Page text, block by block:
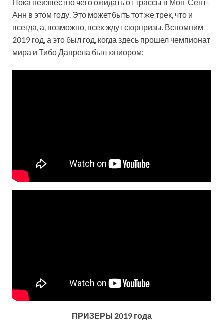
Пока неизвестно чего ожидать от трассы в Мон-Сент-
Анн в этом году. Это может быть тот же трек, что и
всегда, а, возможно, всех ждут сюрпризы. Вспомним
2019 год, а это был год, когда здесь прошел чемпионат
мира и Тибо Дапрела был юниором:
ПРИЗЕРЫ 2019 года